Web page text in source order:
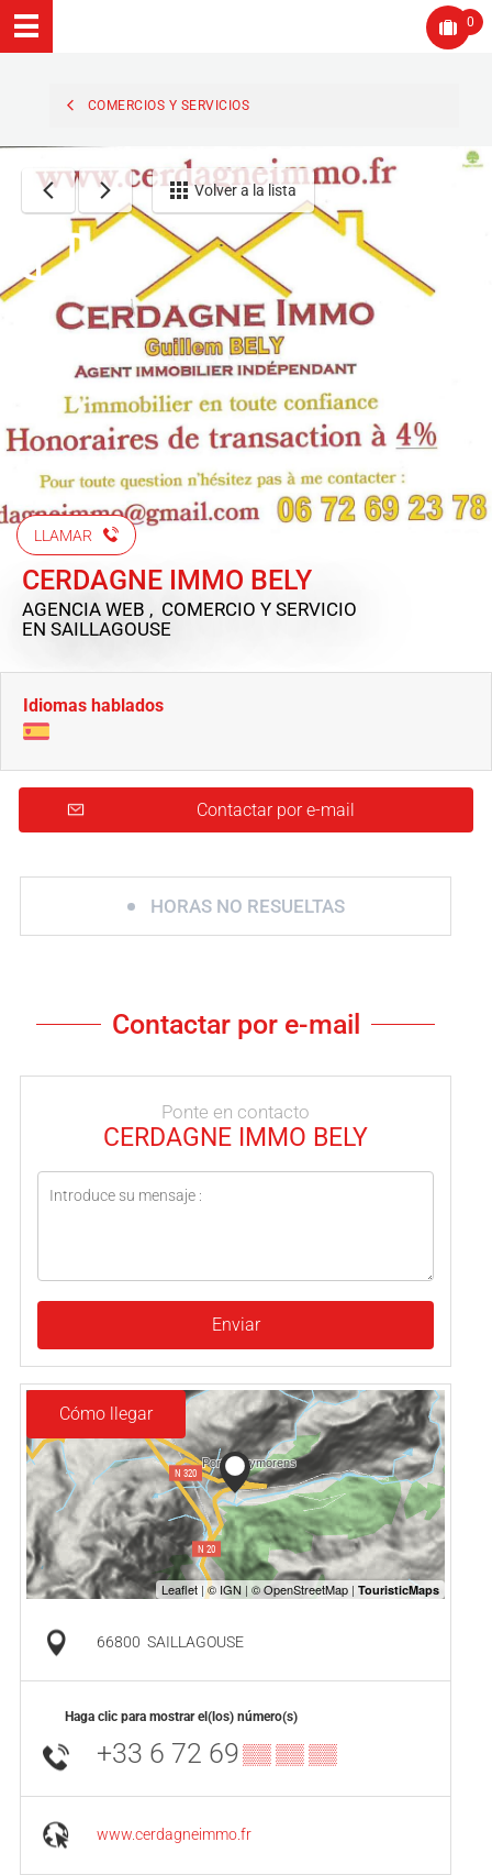
0
COMERCIOS Y SERVICIOS
Volver a la lista
LLAMAR
CERDAGNE IMMO BELY
AGENCIA WEB , COMERCIO Y SERVICIO
EN SAILLAGOUSE
Idiomas hablados
Contactar por e-mail
HORAS NO RESUELTAS
Contactar por e-mail
Ponte en contacto
CERDAGNE IMMO BELY
Enviar
Cómo llegar
66800 SAILLAGOUSE
Haga clic para mostrar el(los) número(s)
+33 6 72 69▒▒ ▒▒ ▒▒
www.cerdagneimmo.fr